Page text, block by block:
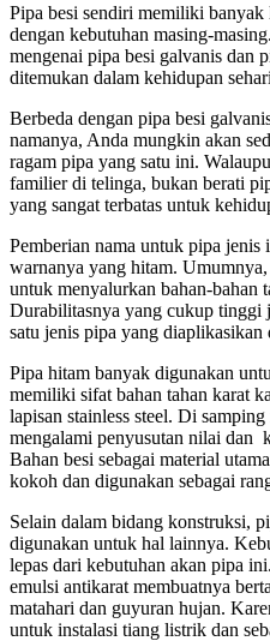
Pipa besi sendiri memiliki banyak
dengan kebutuhan masing-
mengenai pipa besi galvanis dan
ditemukan dalam kehidupan
Berbeda dengan pipa besi
namanya, Anda mungkin akan
ragam pipa yang satu ini.
familier di telinga, bukan berati
yang sangat terbatas untuk
Pemberian nama untuk pipa
warnanya yang hitam.
untuk menyalurkan bahan-bahan
Durabilitasnya yang cukup tinggi
satu jenis pipa yang
Pipa hitam banyak digunakan
memiliki sifat bahan tahan karat
lapisan stainless steel. Di
mengalami penyusutan nilai dan
Bahan besi sebagai material
kokoh dan digunakan sebagai
Selain dalam bidang konstruksi,
digunakan untuk hal lainnya.
lepas dari kebutuhan akan pipa
emulsi antikarat membuatnya
matahari dan guyuran hujan.
untuk instalasi tiang listrik dan